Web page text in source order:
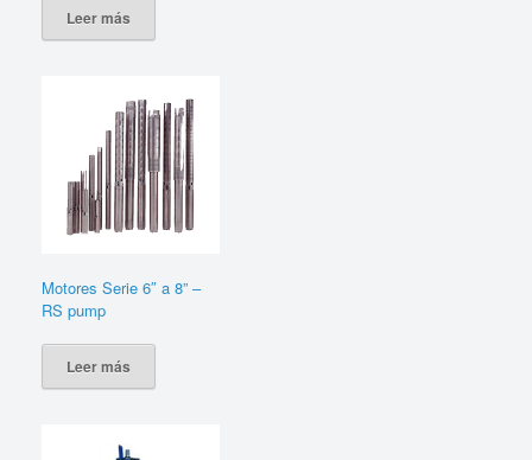
Leer más
Motores Serie 6″ a 8” –
RS pump
Leer más